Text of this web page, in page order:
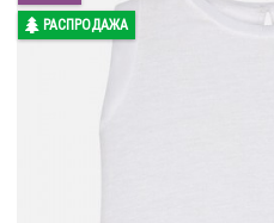
РАСПРОДАЖА